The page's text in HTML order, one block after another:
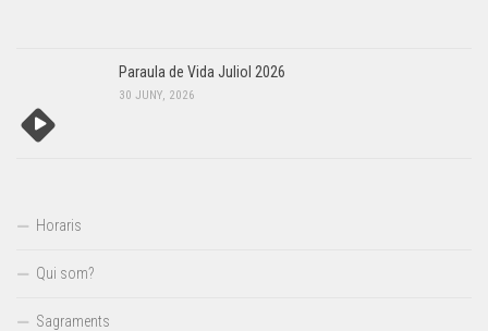
Paraula de Vida Juliol 2026
30 JUNY, 2026
Horaris
Qui som?
Sagraments